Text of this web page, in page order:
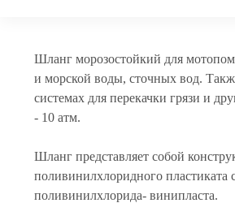
Шланг морозостойкий для
и морской воды, сточных вод.
системах для перекачки грязи и
- 10 атм.
Шланг представляет собой
поливинилхлоридного
поливинилхлорида- винипласта.